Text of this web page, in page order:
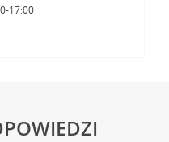
17:00